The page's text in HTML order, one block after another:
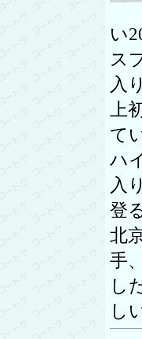
い
ス
入
上
て
ハ
入
登
北
手
し
し